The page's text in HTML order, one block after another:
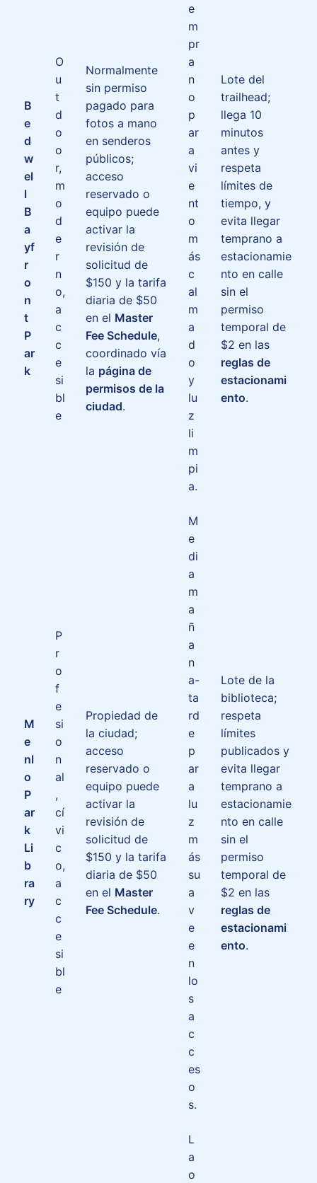
B
e
d
w
el
l
B
a
yf
r
o
n
t
P
ar
k
O
u
t
d
o
o
r,
m
o
d
e
r
n
o,
a
c
c
e
si
bl
e
Normalmente
sin permiso
pagado para
fotos a mano
en senderos
públicos;
acceso
reservado o
equipo puede
activar la
revisión de
solicitud de
$150 y la tarifa
diaria de $50
en el Master
Fee Schedule,
coordinado vía
la página de
permisos de la
ciudad.
e
m
pr
a
n
o
p
ar
a
vi
e
nt
o
m
ás
c
al
m
a
d
o
y
lu
z
li
m
pi
a.
Lote del
trailhead;
llega 10
minutos
antes y
respeta
límites de
tiempo, y
evita llegar
temprano a
estacionamie
nto en calle
sin el
permiso
temporal de
$2 en las
reglas de
estacionami
ento.
M
e
nl
o
P
ar
k
Li
b
ra
ry
P
r
o
f
e
si
o
n
al
,
cí
vi
c
o,
a
c
c
e
si
bl
e
Propiedad de
la ciudad;
acceso
reservado o
equipo puede
activar la
revisión de
solicitud de
$150 y la tarifa
diaria de $50
en el Master
Fee Schedule.
M
e
di
a
m
a
ñ
a
n
a-
ta
rd
e
p
ar
a
lu
z
m
ás
su
a
v
e
e
n
lo
s
a
c
c
es
o
s.
Lote de la
biblioteca;
respeta
límites
publicados y
evita llegar
temprano a
estacionamie
nto en calle
sin el
permiso
temporal de
$2 en las
reglas de
estacionami
ento.
L
a
o